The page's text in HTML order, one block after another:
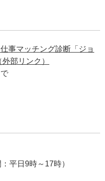
事マッチング診断「ジョ
部リンク）
平日9時～17時）